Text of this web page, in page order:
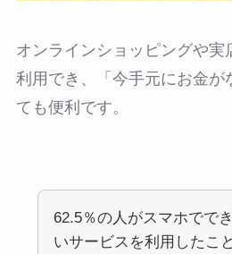
オンラインショッピングや実
利用でき、「今手元にお金が
ても便利です。
62.5％の人がスマホでで
いサービスを利用したこ